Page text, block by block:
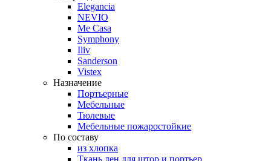
Elegancia
NEVIO
Me Casa
Symphony
Iliv
Sanderson
Vistex
Назначение
Портьерные
Мебельные
Тюлевые
Мебельные пожаростойкие
По составу
из хлопка
Ткань лен для штор и портьер